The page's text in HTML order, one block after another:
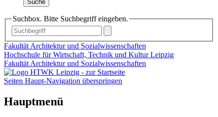
Suche
Suchbox. Bitte Suchbegriff eingeben.
Fakultät Architektur und Sozialwissenschaften
Hochschule für Wirtschaft, Technik und Kultur Leipzig
Fakultät Architektur und Sozialwissenschaften
Seiten Haupt-Navigation überspringen
Hauptmenü